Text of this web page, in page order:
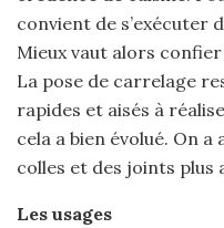
convient de s’exécuter
Mieux vaut alors
La pose de carrelage
rapides et aisés à
cela a bien évolué. On a
colles et des joints plus
Les usages